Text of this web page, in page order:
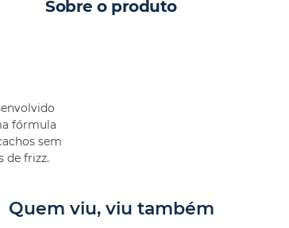
Sobre o produto
fórmula
sem
de frizz.
Quem viu, viu também